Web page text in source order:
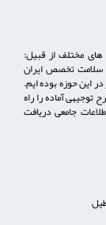
مختلف از قبیل:
سلامت تخصص ایران
عزیز در این حوزه بوده ایم.
آماده را راه
جامعی دریافت